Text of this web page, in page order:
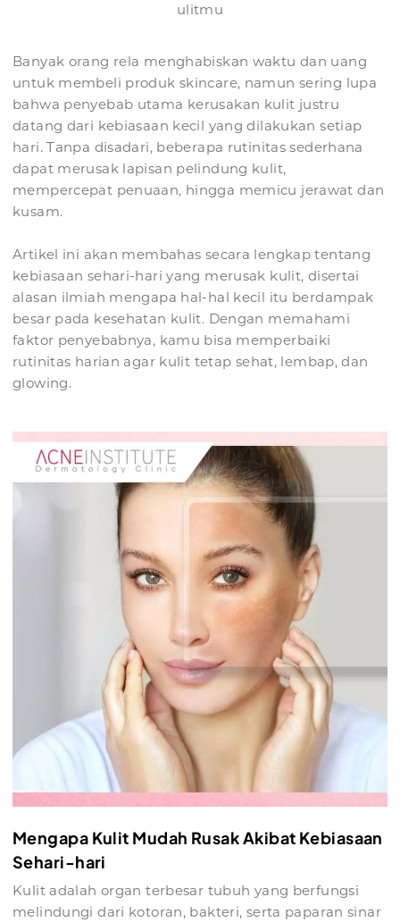
ulitmu
Banyak orang rela menghabiskan waktu dan uang
untuk membeli produk skincare, namun sering lupa
bahwa penyebab utama kerusakan kulit justru
datang dari kebiasaan kecil yang dilakukan setiap
hari. Tanpa disadari, beberapa rutinitas sederhana
dapat merusak lapisan pelindung kulit,
mempercepat penuaan, hingga memicu jerawat dan
kusam.
Artikel ini akan membahas secara lengkap tentang
kebiasaan sehari-hari yang merusak kulit, disertai
alasan ilmiah mengapa hal-hal kecil itu berdampak
besar pada kesehatan kulit. Dengan memahami
faktor penyebabnya, kamu bisa memperbaiki
rutinitas harian agar kulit tetap sehat, lembap, dan
glowing.
Mengapa Kulit Mudah Rusak Akibat Kebiasaan
Sehari-hari
Kulit adalah organ terbesar tubuh yang berfungsi
melindungi dari kotoran, bakteri, serta paparan sinar